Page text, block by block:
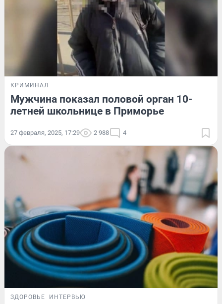
КРИМИНАЛ
Мужчина показал половой орган 10-
летней школьнице в Приморье
27 февраля, 2025, 17:29 2 988 4
ЗДОРОВЬЕ ИНТЕРВЬЮ